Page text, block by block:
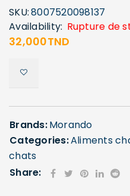
SKU:8007520098137
Availability: Rupture de
32,000TND
Brands:Morando
Categories:Aliments
chats
Share: